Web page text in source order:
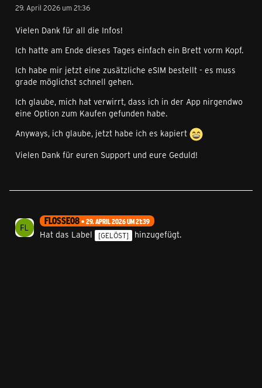
29. April 2026 um 21:36
Vielen Dank für all die Infos!
Ich hatte am Ende dieses Tages einfach ein Brett vorm Kopf.
Ich habe mir jetzt eine zusätzliche eSIM bestellt - es muss
grade möglichst schnell gehen.
Ich glaube, mich hat verwirrt, dass ich in der App nirgendwo
eine Option zum Kaufen gefunden habe.
Anyways, ich glaube, jetzt habe ich es kapiert
Vielen Dank für euren Support und eure Geduld!
FLOSSE08 29. APRIL 2026 UM 21:39
Hat das Label [GELÖST] hinzugefügt.